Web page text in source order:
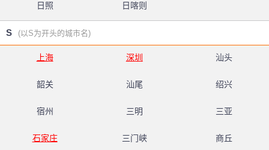
日照 日喀则
S (以S为开头的城市名)
上海 深圳 汕头
韶关 汕尾 绍兴
宿州 三明 三亚
石家庄 三门峡 商丘